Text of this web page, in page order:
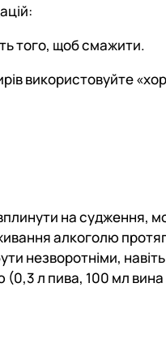
того, щоб смажити.
використовуйте
на судження,
алкоголю
незворотніми,
(0,3 л пива, 100 мл